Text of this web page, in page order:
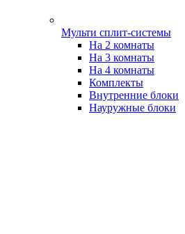
Мульти сплит-системы
На 2 комнаты
На 3 комнаты
На 4 комнаты
Комплекты
Внутренние блоки
Науружные блоки